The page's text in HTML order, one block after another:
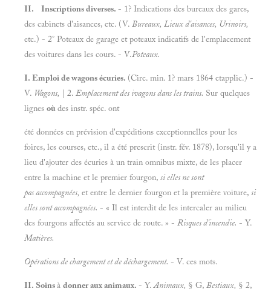
II. Inscriptions diverses. - 1? Indications des bureaux des gares,
des cabinets d'aisances, etc. (V. Bureaux, Lieux d'aisances, Urinoirs,
etc.) - 2° Poteaux de garage et poteaux indicatifs de l'emplacement
des voitures dans les cours. - V.Poteaux.
I. Emploi de wagons écuries. (Cire. min. 1? mars 1864 etapplic.) -
V. Wagons, | 2. Emplacement des ivagons dans les trains. Sur quelques
lignes oùdes instr. spéc. ont
été données en prévision d'expéditions exceptionnelles pour les
foires, les courses, etc., il a été prescrit (instr. fév. 1878), lorsqu'il y a
lieu d'ajouter des écuries à un train omnibus mixte, de les placer
entre la machine et le premier fourgon, si elles ne sont
pas accompagnées, et entre le dernier fourgon et la première voiture, si
elles sont accompagnées. - « Il est interdit de les intercaler au milieu
des fourgons affectés au service de route. » - Risques d'incendie. - Y.
Matières.
Opérations de chargement et de déchargement. - V. ces mots.
II. Soinsà donner aux animaux. - Y.Animaux, § G, Bestiaux, § 2,